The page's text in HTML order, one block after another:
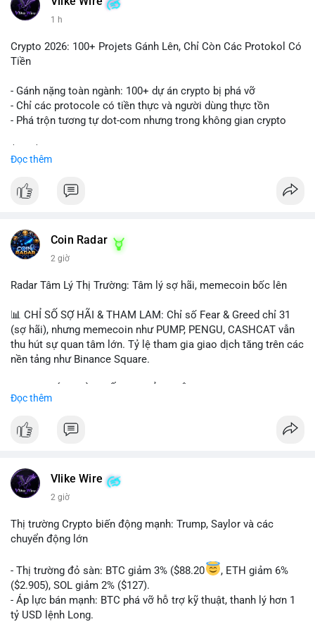
1 h
Crypto 2026: 100+ Projets Gánh Lên, Chỉ Còn Các Protokol Có
Tiền
- Gánh nặng toàn ngành: 100+ dự án crypto bị phá vỡ
- Chỉ các protocole có tiền thực và người dùng thực tồn
- Phá trộn tương tự dot-com nhưng trong không gian crypto
Đọc thêm
Coin Radar
2 giờ
Radar Tâm Lý Thị Trường: Tâm lý sợ hãi, memecoin bốc lên
📊 CHỈ SỐ SỢ HÃI & THAM LAM: Chỉ số Fear & Greed chỉ 31
(sợ hãi), nhưng memecoin như PUMP, PENGU, CASHCAT vẫn
thu hút sự quan tâm lớn. Tỷ lệ tham gia giao dịch tăng trên các
nền tảng như Binance Square.
CASHCAT, SUI, TAO xuất hiện nhiều trong tìm kiếm Việt Nam
hấp dẫn. Bàn tán về SPCX và SAGA cũng hấp dẫn.
SAGA", "short SPCX", và "đã ngồi ăn ở khách sạn 5*" (từ bài
đăng Binance Square). Tin tức về BIP-110 Bitcoin và SKR token
BNB Smart Chain.
Sợ hãi do chỉ số thấp nhưng xu hướng memecoin và tin tức
tích cực (BTC ETF, SKR) tạo áp lực lên giá. Rủi ro từ các đề cày
SPCX và SAGA vẫn cao. Cần theo dõi xu hướng "long" hoặc
"short" theo chiến lược cá nhân.
Đọc thêm
Vlike Wire
2 giờ
Thị trường Crypto biến động mạnh: Trump, Saylor và các
chuyển động lớn
- Thị trường đỏ sàn: BTC giảm 3% ($88.20
, ETH giảm 6%
($2.905), SOL giảm 2% ($127).
- Áp lực bán mạnh: BTC phá vỡ hỗ trợ kỹ thuật, thanh lý hơn 1
tỷ USD lệnh Long.